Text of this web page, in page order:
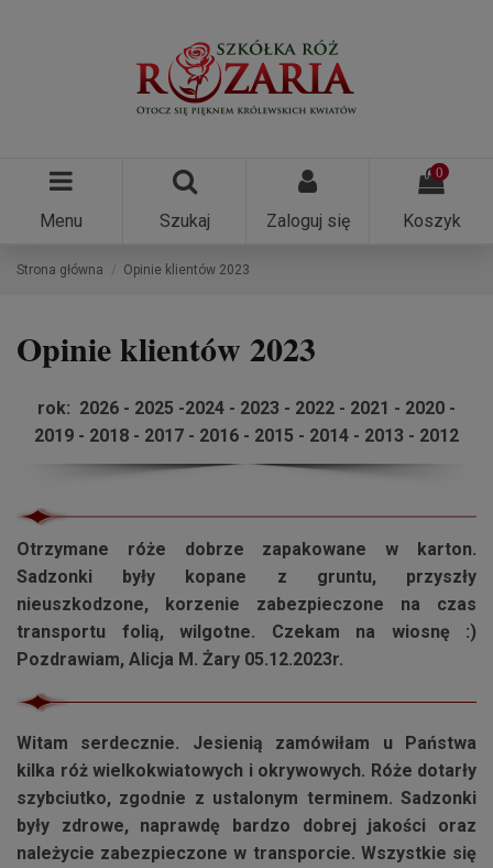
Menu Szukaj Zaloguj się
0
Koszyk
Strona główna Opinie klientów 2023
Opinie klientów 2023
rok: 2026 - 2025 -2024 - 2023 - 2022 - 2021 - 2020 -
2019 - 2018 - 2017 - 2016 - 2015 - 2014 - 2013 - 2012
Otrzymane róże dobrze zapakowane w karton.
Sadzonki były kopane z gruntu, przyszły
nieuszkodzone, korzenie zabezpieczone na czas
transportu folią, wilgotne. Czekam na wiosnę :)
Pozdrawiam, Alicja M. Żary 05.12.2023r.
Witam serdecznie. Jesienią zamówiłam u Państwa
kilka róż wielkokwiatowych i okrywowych. Róże dotarły
szybciutko, zgodnie z ustalonym terminem. Sadzonki
były zdrowe, naprawdę bardzo dobrej jakości oraz
należycie zabezpieczone w transporcie. Wszystkie się